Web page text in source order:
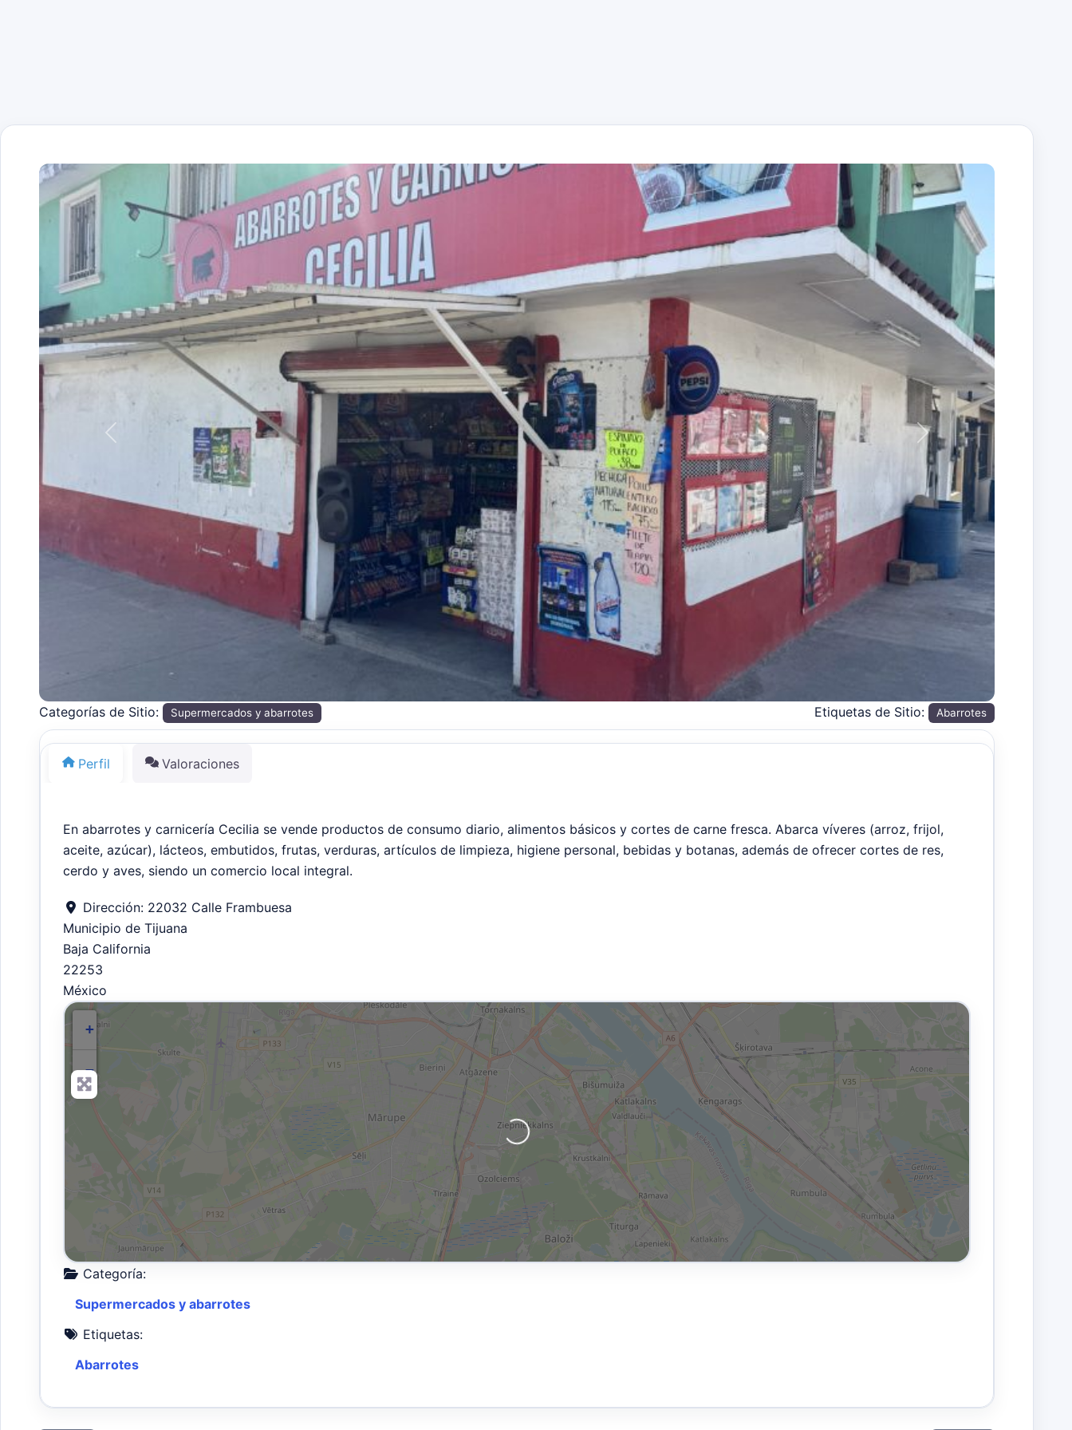
Anterior Siguiente
Categorías de Sitio: Supermercados y abarrotes Etiquetas de Sitio: Abarrotes
Perfil Valoraciones
En abarrotes y carnicería Cecilia se vende productos de consumo diario, alimentos básicos y cortes de carne fresca. Abarca víveres (arroz, frijol,
aceite, azúcar), lácteos, embutidos, frutas, verduras, artículos de limpieza, higiene personal, bebidas y botanas, además de ofrecer cortes de res,
cerdo y aves, siendo un comercio local integral.
Dirección: 22032 Calle Frambuesa
Municipio de Tijuana
Baja California
22253
México
+
−
Categoría:
Supermercados y abarrotes
Etiquetas:
Abarrotes